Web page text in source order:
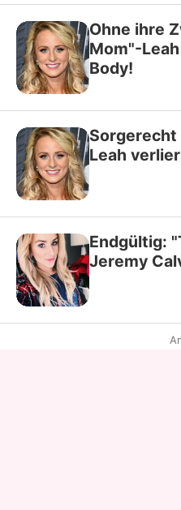
Ohne ihre
Mom"-
Body!
Sorgerecht
Leah
Endgültig:
Jeremy